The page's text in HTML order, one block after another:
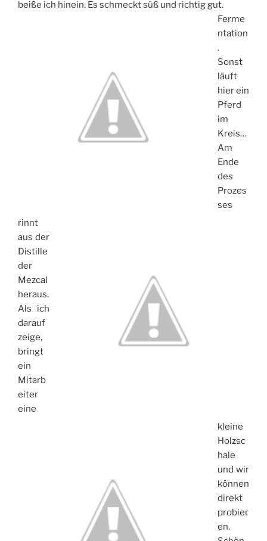
beiße ich hinein. Es schmeckt süß und richtig gut.
Ferme
ntation
.
Sonst
läuft
hier ein
Pferd
im
Kreis…
Am
Ende
des
Prozes
ses
rinnt
aus der
Distille
der
Mezcal
heraus.
Als ich
darauf
zeige,
bringt
ein
Mitarb
eiter
eine
kleine
Holzsc
hale
und wir
können
direkt
probier
en.